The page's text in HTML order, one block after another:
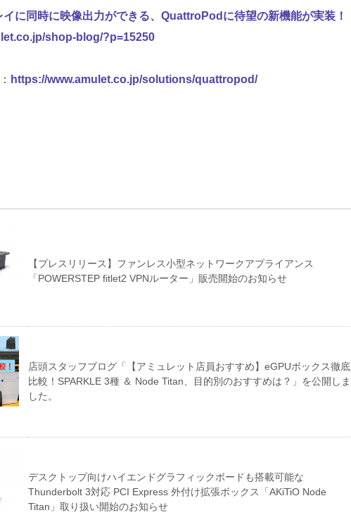
に同時に映像出力ができる、QuattroPodに待望の新機能が実装！
shop-blog/?p=15250
https://www.amulet.co.jp/solutions/quattropod/
【プレスリリース】ファンレス小型ネットワークアプライアンス
「POWERSTEP fitlet2 VPNルーター」販売開始のお知らせ
店頭スタッフブログ「【アミュレット店員おすすめ】eGPUボックス徹底
比較！SPARKLE 3種 ＆ Node Titan、目的別のおすすめは？」を公開しま
した。
デスクトップ向けハイエンドグラフィックボードも搭載可能な
Thunderbolt 3対応 PCI Express 外付け拡張ボックス「AKiTiO Node
Titan」取り扱い開始のお知らせ